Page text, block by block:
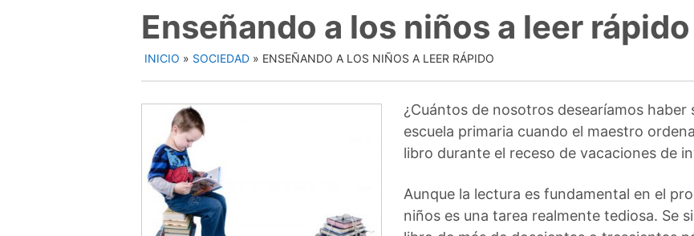
Enseñando a los niños a leer rápido
INICIO » SOCIEDAD » ENSEÑANDO A LOS NIÑOS A LEER RÁPIDO
¿Cuántos de nosotros desearíamos haber
escuela primaria cuando el maestro
libro durante el receso de vacaciones de
Aunque la lectura es fundamental en el
niños es una tarea realmente tediosa. Se